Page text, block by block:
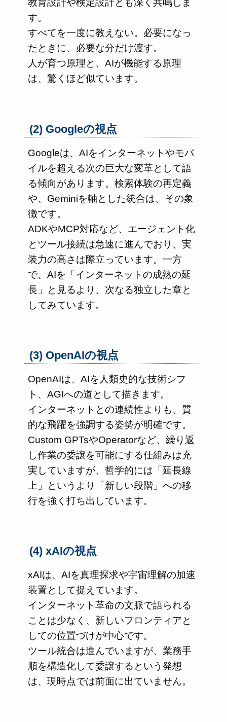
教育設計や検定設計とも深く共鳴しま
す。
すべてを一度に教えない。必要になっ
たときに、必要な分だけ渡す。
人が育つ原理と、AIが機能する原理
は、驚くほど似ています。
(2) Googleの視点
Googleは、AIをインターネットやモバ
イルを超える次の巨大な変革として語
る傾向があります。検索体験の再定義
や、Geminiを軸とした統合は、その象
徴です。
ADKやMCP対応など、エージェント化
とツール接続は急速に進んでおり、実
装力の高さは際立っています。一方
で、AIを「インターネットの成熟の延
長」と見るより、次なる独立した章と
してみています。
(3) OpenAIの視点
OpenAIは、AIを人類史的な技術シフ
ト、AGIへの道として描きます。
インターネットとの連続性よりも、質
的な飛躍を強調する姿勢が明確です。
Custom GPTsやOperatorなど、繰り返
し作業の委譲を可能にする仕組みは充
実していますが、哲学的には「延長線
上」というより「新しい段階」への移
行を強く打ち出しています。
(4) xAIの視点
xAIは、AIを真理探求や宇宙理解の加速
装置として捉えています。
インターネット革命の文脈で語られる
ことは少なく、新しいフロンティアと
しての位置づけが中心です。
ツール統合は進んでいますが、業務手
順を構造化して委譲するという発想
は、現時点では前面に出ていません。